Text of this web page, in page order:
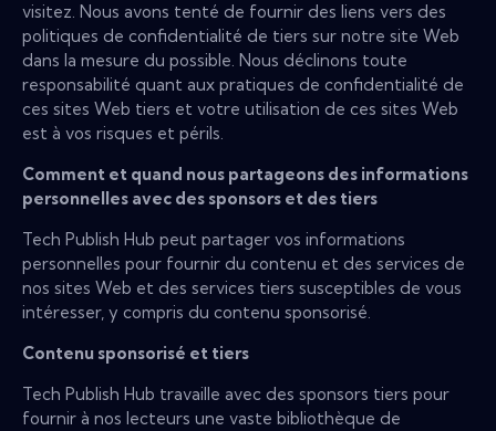
visitez. Nous avons tenté de fournir des liens vers des
politiques de confidentialité de tiers sur notre site Web
dans la mesure du possible. Nous déclinons toute
responsabilité quant aux pratiques de confidentialité de
ces sites Web tiers et votre utilisation de ces sites Web
est à vos risques et périls.
Comment et quand nous partageons des informations
personnelles avec des sponsors et des tiers
Tech Publish Hub peut partager vos informations
personnelles pour fournir du contenu et des services de
nos sites Web et des services tiers susceptibles de vous
intéresser, y compris du contenu sponsorisé.
Contenu sponsorisé et tiers
Tech Publish Hub travaille avec des sponsors tiers pour
fournir à nos lecteurs une vaste bibliothèque de